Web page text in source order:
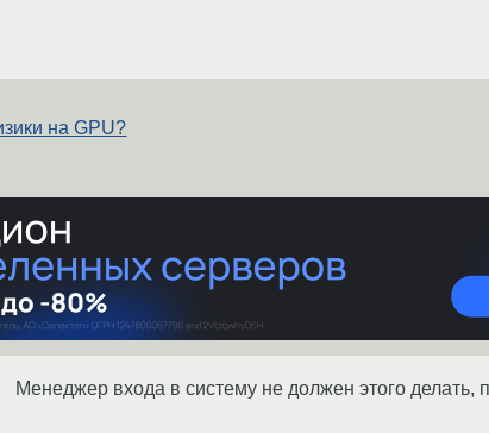
на GPU?
Менеджер входа в систему не должен этого делать,